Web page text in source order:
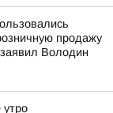
продажу
Володин